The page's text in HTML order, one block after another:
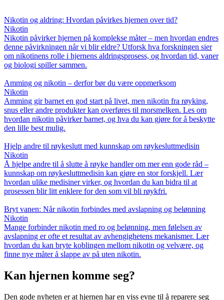
Nikotin og aldring: Hvordan påvirkes hjernen over tid?
Nikotin
Nikotin påvirker hjernen på komplekse måter – men hvordan endres
denne påvirkningen når vi blir eldre? Utforsk hva forskningen sier
om nikotinens rolle i hjernens aldringsprosess, og hvordan tid, vaner
og biologi spiller sammen.
Amming og nikotin – derfor bør du være oppmerksom
Nikotin
Amming gir barnet en god start på livet, men nikotin fra røyking,
snus eller andre produkter kan overføres til morsmelken. Les om
hvordan nikotin påvirker barnet, og hva du kan gjøre for å beskytte
den lille best mulig.
Hjelp andre til røykeslutt med kunnskap om røykesluttmedisin
Nikotin
Å hjelpe andre til å slutte å røyke handler om mer enn gode råd –
kunnskap om røykesluttmedisin kan gjøre en stor forskjell. Lær
hvordan ulike medisiner virker, og hvordan du kan bidra til at
prosessen blir litt enklere for den som vil bli røykfri.
Bryt vanen: Når nikotin forbindes med avslapning og belønning
Nikotin
Mange forbinder nikotin med ro og belønning, men følelsen av
avslapning er ofte et resultat av avhengighetens mekanismer. Lær
hvordan du kan bryte koblingen mellom nikotin og velvære, og
finne nye måter å slappe av på uten nikotin.
Kan hjernen komme seg?
Den gode nyheten er at hjernen har en viss evne til å reparere seg